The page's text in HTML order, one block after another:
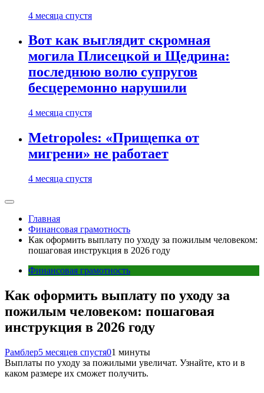
4 месяца спустя
Вот как выглядит скромная
могила Плисецкой и Щедрина:
последнюю волю супругов
бесцеремонно нарушили
4 месяца спустя
Metropoles: «Прищепка от
мигрени» не работает
4 месяца спустя
Главная
Финансовая грамотность
Как оформить выплату по уходу за пожилым человеком:
пошаговая инструкция в 2026 году
Финансовая грамотность
Как оформить выплату по уходу за
пожилым человеком: пошаговая
инструкция в 2026 году
Рамблер5 месяцев спустя01 минуты
Выплаты по уходу за пожилыми увеличат. Узнайте, кто и в
каком размере их сможет получить.